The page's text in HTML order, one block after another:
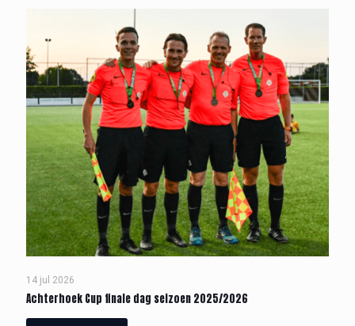
14 jul 2026
Achterhoek Cup finale dag seizoen 2025/2026